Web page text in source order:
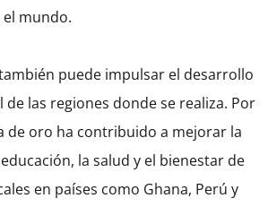
mundo.
puede impulsar el desarrollo
de las regiones donde se realiza. Por
de oro ha contribuido a mejorar la
la salud y el bienestar de
en países como Ghana, Perú y